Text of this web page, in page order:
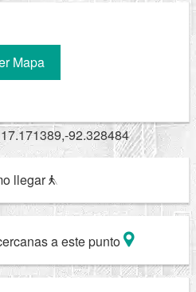
Mapa
92.328484
llegar
a este punto